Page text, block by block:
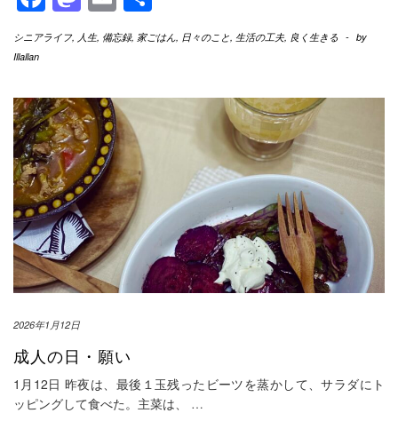
有
シニアライフ, 人生, 備忘録, 家ごはん, 日々のこと, 生活の工夫, 良く生きる - by
Illallan
2026年1月12日
成人の日・願い
1月12日 昨夜は、最後１玉残ったビーツを蒸かして、サラダにト
ッピングして食べた。主菜は、 …